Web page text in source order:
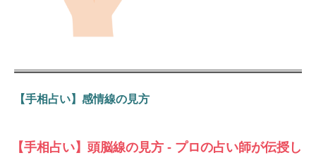
【手相占い】感情線の見方
【手相占い】頭脳線の見方 - プロの占い師が伝授し